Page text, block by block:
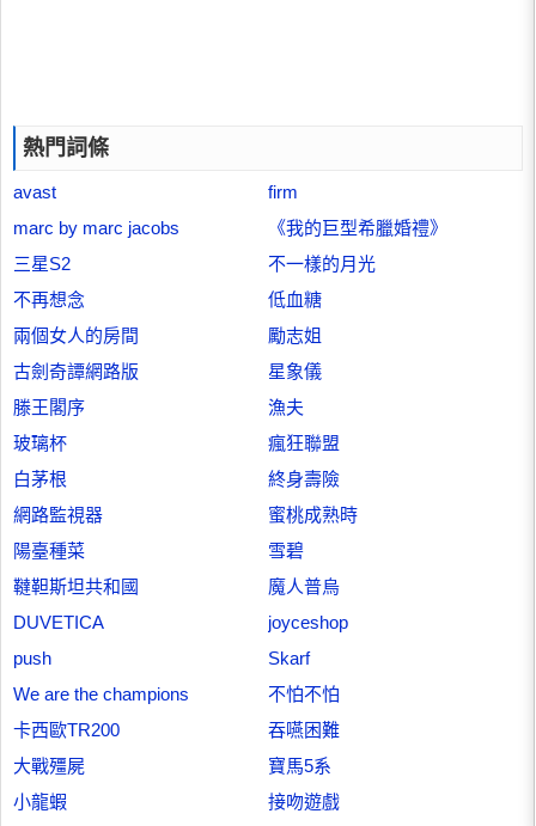
熱門詞條
avast
firm
marc by marc jacobs
《我的巨型希臘婚禮》
三星S2
不一樣的月光
不再想念
低血糖
兩個女人的房間
勵志姐
古劍奇譚網路版
星象儀
滕王閣序
漁夫
玻璃杯
瘋狂聯盟
白茅根
終身壽險
網路監視器
蜜桃成熟時
陽臺種菜
雪碧
韃靼斯坦共和國
魔人普烏
DUVETICA
joyceshop
push
Skarf
We are the champions
不怕不怕
卡西歐TR200
吞嚥困難
大戰殭屍
寶馬5系
小龍蝦
接吻遊戲